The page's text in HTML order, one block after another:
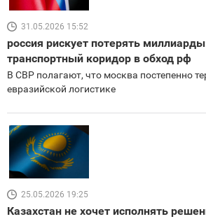
31.05.2026 15:52
россия рискует потерять
транспортный коридор в обход рф
В СВР полагают, что москва постепенно
евразийской логистике
25.05.2026 19:25
Казахстан не хочет исполнять